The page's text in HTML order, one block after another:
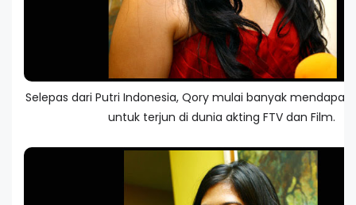
Selepas dari Putri Indonesia, Qory mulai banyak
untuk terjun di dunia akting FTV dan Film.